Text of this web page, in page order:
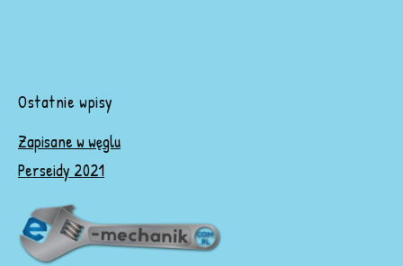
Ostatnie wpisy
Zapisane w węglu
Perseidy 2021